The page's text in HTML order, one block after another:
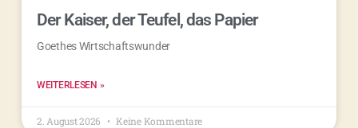
Der Kaiser, der Teufel, das Papier
Goethes Wirtschaftswunder
WEITERLESEN »
2. August 2026 Keine Kommentare